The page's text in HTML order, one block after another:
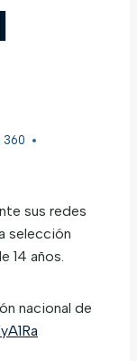
360
sus redes
selección
14 años.
nacional de